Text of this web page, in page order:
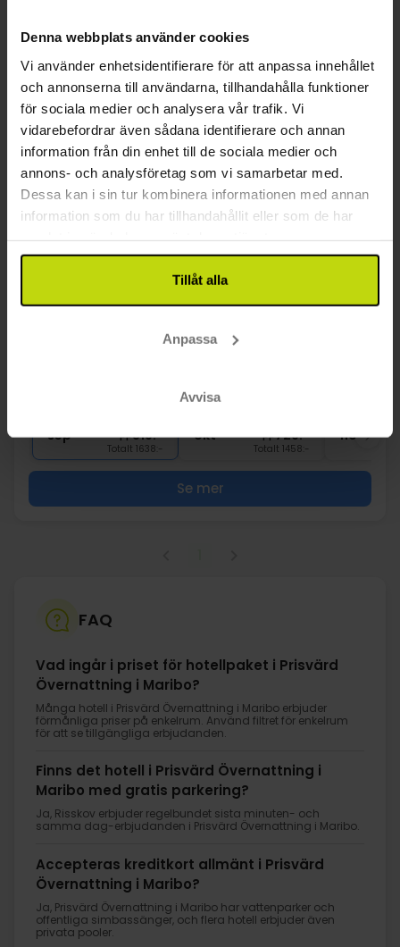
Denna webbplats använder cookies
Vi använder enhetsidentifierare för att anpassa innehållet
och annonserna till användarna, tillhandahålla funktioner
för sociala medier och analysera vår trafik. Vi
vidarebefordrar även sådana identifierare och annan
information från din enhet till de sociala medier och
annons- och analysföretag som vi samarbetar med.
Dessa kan i sin tur kombinera informationen med annan
information som du har tillhandahållit eller som de har
Tillåt alla
Anpassa
Avvisa
Pålhus vid havet
Hages Badehotel
4.3 Mycket bra135 recensioner
Boende med frukost, snacks och vin
övernattning med frukostbuffé
sep pp819:-
Totalt 1638:-
okt pp729:-
Totalt 1458:-
nov
Se mer
FAQ
Vad ingår i priset för hotellpaket i Prisvärd
Övernattning i Maribo?
Många hotell i Prisvärd Övernattning i Maribo erbjuder
förmånliga priser på enkelrum. Använd filtret för enkelrum
för att se tillgängliga erbjudanden.
Finns det hotell i Prisvärd Övernattning i
Maribo med gratis parkering?
Ja, Risskov erbjuder regelbundet sista minuten- och
samma dag-erbjudanden i Prisvärd Övernattning i Maribo.
Accepteras kreditkort allmänt i Prisvärd
Övernattning i Maribo?
Ja, Prisvärd Övernattning i Maribo har vattenparker och
offentliga simbassänger, och flera hotell erbjuder även
privata pooler.